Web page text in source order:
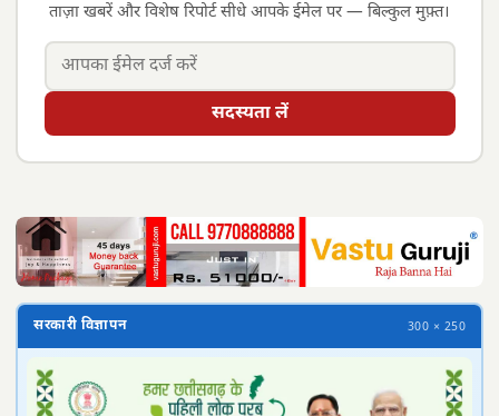
ताज़ा खबरें और विशेष रिपोर्ट सीधे आपके ईमेल पर — बिल्कुल मुफ़्त।
सदस्यता लें
सरकारी विज्ञापन 300 × 250